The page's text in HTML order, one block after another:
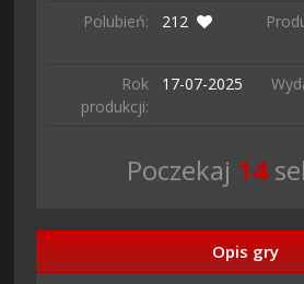
Polubień:
212
Rok
produkcji:
17-07-2025
Poczekaj 13
Opis gry